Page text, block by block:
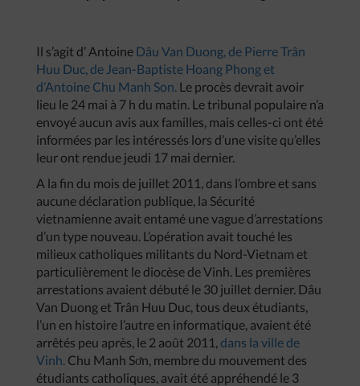
Il s’agit d’ Antoine Dâu Van Duong, de Pierre Trân
Huu Duc, de Jean-Baptiste Hoang Phong et
d’Antoine Chu Manh Son. Le procès devrait avoir
lieu le 24 mai à 7 h du matin. Le tribunal populaire n’a
envoyé aucun avis aux familles, mais celles-ci ont été
informées par les intéressés lors d’une visite qu’elles
leur ont rendue jeudi 17 mai dernier.
A la fin du mois de juillet 2011, dans l’ombre et sans
aucune déclaration publique, la Sécurité
vietnamienne avait entamé une vague d’arrestations
d’un type nouveau. L’opération avait touché les
milieux catholiques militants du Nord-Vietnam et
particulièrement le diocèse de Vinh. Les premières
arrestations avaient débuté le 30 juillet dernier. Dâu
Van Duong et Trân Huu Duc, tous deux étudiants,
l’un en histoire l’autre en informatique, avaient été
arrêtés peu après, le 2 août 2011, dans la ville de
Vinh. Chu Manh Sơn, membre du mouvement des
étudiants catholiques, avait été appréhendé le 3